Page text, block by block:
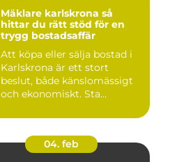
Mäklare karlskrona så
hittar du rätt stöd för en
trygg bostadsaffär
Att köpa eller sälja bostad i
Karlskrona är ett stort
beslut, både känslomässigt
och ekonomiskt. Sta...
04. feb